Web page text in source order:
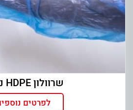
שרוולון HDPE ניילון
לפרטים